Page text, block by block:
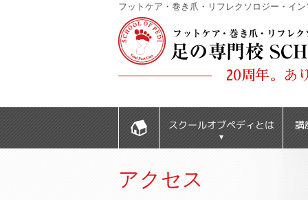
フットケア・巻き爪・リフレクソロジー・イ
20周年。あ
スクールオブペディとは 講
アクセス